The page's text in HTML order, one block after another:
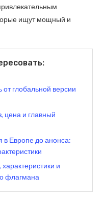
ищут мощный и
от глобальной версии
цена и главный
в Европе до анонса:
и
флагмана